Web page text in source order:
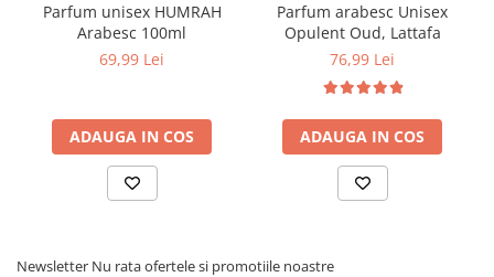
Parfum unisex HUMRAH
Arabesc 100ml
69,99 Lei
ADAUGA IN COS
Parfum arabesc Unisex
Opulent Oud, Lattafa
76,99 Lei
ADAUGA IN COS
Newsletter Nu rata ofertele si promotiile noastre